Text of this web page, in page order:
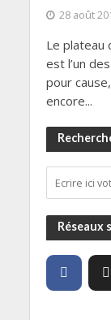
28 août
Le plateau
est l’un
pour
encore...
Réseaux